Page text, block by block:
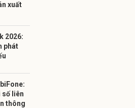
xuất
2026:
phát
số liên
thông